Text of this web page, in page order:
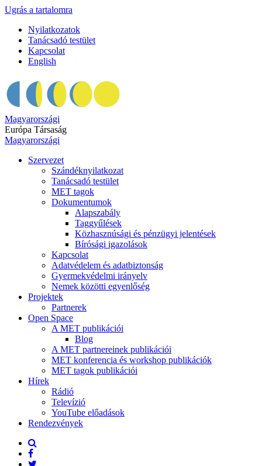
Ugrás a tartalomra
Nyilatkozatok
Tanácsadó testület
Kapcsolat
English
Magyarországi
Európa Társaság
Magyarországi
Szervezet
Szándéknyilatkozat
Tanácsadó testület
MET tagok
Dokumentumok
Alapszabály
Taggyűlések
Közhasznúsági és pénzügyi jelentések
Bírósági igazolások
Kapcsolat
Adatvédelem és adatbiztonság
Gyermekvédelmi irányelv
Nemek közötti egyenlőség
Projektek
Partnerek
Open Space
A MET publikációi
Blog
A MET partnereinek publikációi
MET konferencia és workshop publikációk
MET tagok publikációi
Hírek
Rádió
Televízió
YouTube előadások
Rendezvények